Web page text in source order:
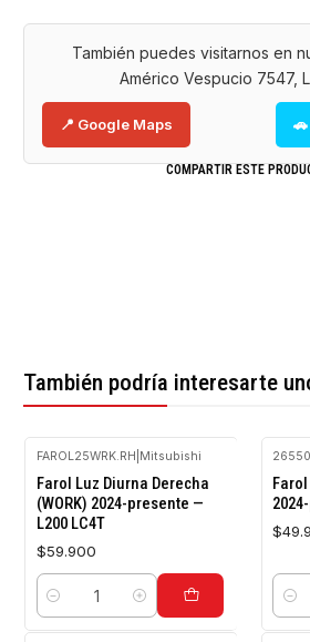
También puedes visitarnos en
Américo Vespucio 7547,
📍 Google Maps
COMPARTIR ESTE
También podría interesarte
FAROL25WRK.RH Mitsubishi
Farol Luz Diurna Derecha
(WORK) 2024-presente —
L200 LC4T
$59.900
Cantidad